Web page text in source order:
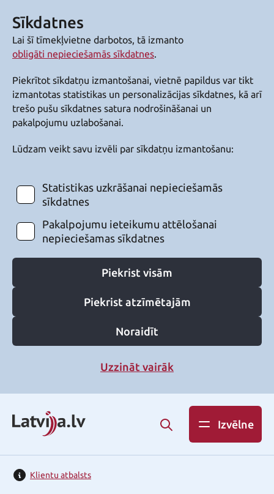
Sīkdatnes
Lai šī tīmekļvietne darbotos, tā izmanto
obligāti nepieciešamās sīkdatnes.
Piekrītot sīkdatņu izmantošanai, vietnē papildus var tikt
izmantotas statistikas un personalizācijas sīkdatnes, kā arī
trešo pušu sīkdatnes satura nodrošināšanai un
pakalpojumu uzlabošanai.
Lūdzam veikt savu izvēli par sīkdatņu izmantošanu:
Statistikas uzkrāšanai nepieciešamās
sīkdatnes
Pakalpojumu ieteikumu attēlošanai
nepieciešamas sīkdatnes
Piekrist visām
Piekrist atzīmētajām
Noraidīt
Uzzināt vairāk
Izvēlne
Klientu atbalsts